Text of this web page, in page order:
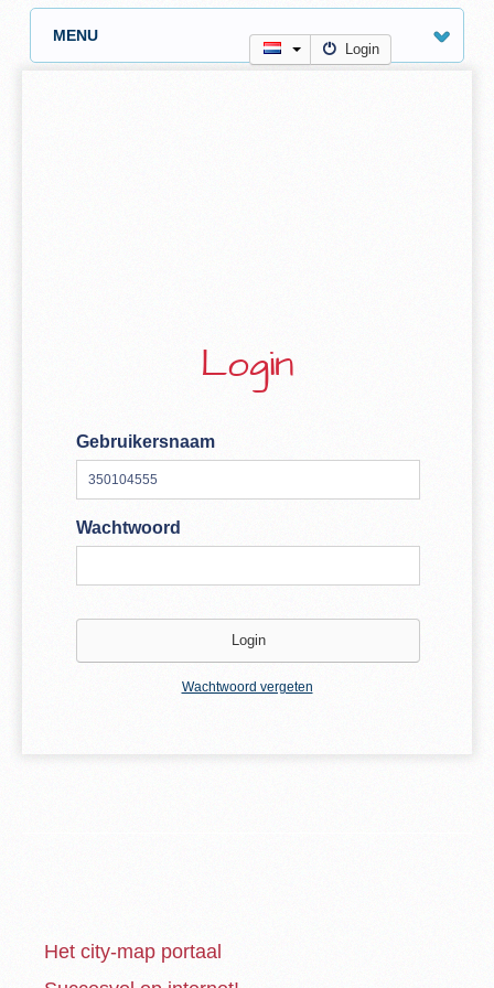
MENU
Login
Login
Gebruikersnaam
Wachtwoord
Wachtwoord vergeten
Het city-map portaal